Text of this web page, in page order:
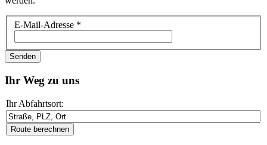
E-Mail-Adresse *
Senden
Ihr Weg zu uns
Ihr Abfahrtsort: